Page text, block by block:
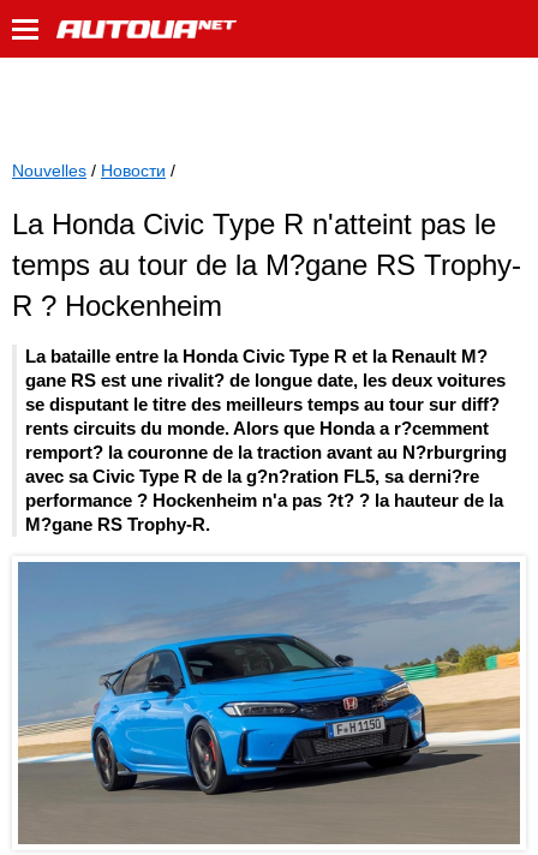
Nouvelles / Новости /
La Honda Civic Type R n'atteint pas le
temps au tour de la M?gane RS Trophy-
R ? Hockenheim
La bataille entre la Honda Civic Type R et la Renault M?
gane RS est une rivalit? de longue date, les deux voitures
se disputant le titre des meilleurs temps au tour sur diff?
rents circuits du monde. Alors que Honda a r?cemment
remport? la couronne de la traction avant au N?rburgring
avec sa Civic Type R de la g?n?ration FL5, sa derni?re
performance ? Hockenheim n'a pas ?t? ? la hauteur de la
M?gane RS Trophy-R.